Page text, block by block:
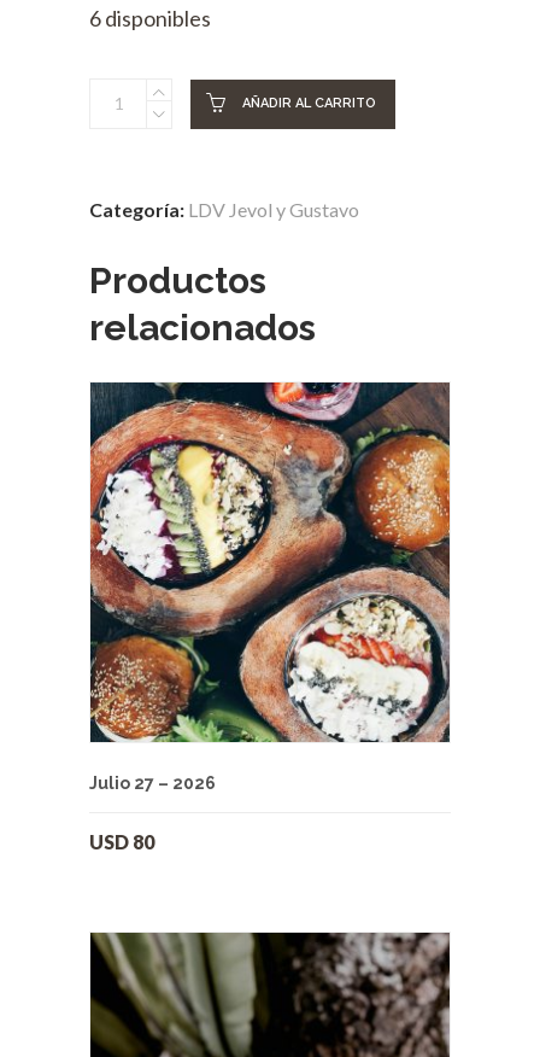
6 disponibles
Agosto
AÑADIR AL CARRITO
Categoría: LDV Jevol y Gustavo
Productos
relacionados
Julio 27 – 2026
USD 80